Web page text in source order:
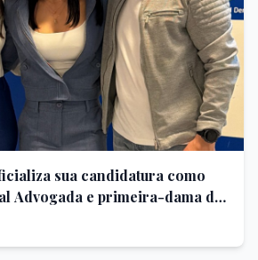
sua candidatura como
Advogada e primeira-dama de
pelo PSD